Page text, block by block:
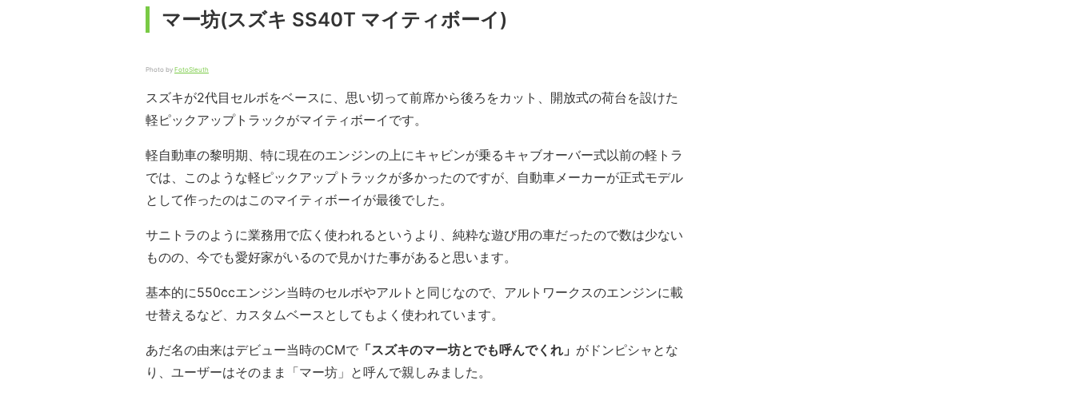
マー坊(スズキ SS40T マイティボーイ)
Photo by FotoSleuth
スズキが2代目セルボをベースに、思い切って前席から後ろをカット、開放式の荷台を設けた
軽ピックアップトラックがマイティボーイです。
軽自動車の黎明期、特に現在のエンジンの上にキャビンが乗るキャブオーバー式以前の軽トラ
では、このような軽ピックアップトラックが多かったのですが、自動車メーカーが正式モデル
として作ったのはこのマイティボーイが最後でした。
サニトラのように業務用で広く使われるというより、純粋な遊び用の車だったので数は少ない
ものの、今でも愛好家がいるので見かけた事があると思います。
基本的に550ccエンジン当時のセルボやアルトと同じなので、アルトワークスのエンジンに載
せ替えるなど、カスタムベースとしてもよく使われています。
あだ名の由来はデビュー当時のCMで 「スズキのマー坊とでも呼んでくれ」 がドンピシャとな
り、ユーザーはそのまま「マー坊」と呼んで親しみました。